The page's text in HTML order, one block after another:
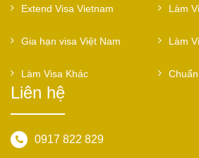
Extend Visa Vietnam Làm
Gia hạn visa Việt Nam Làm
Làm Visa Khác
Liên hệ
0917 822 829